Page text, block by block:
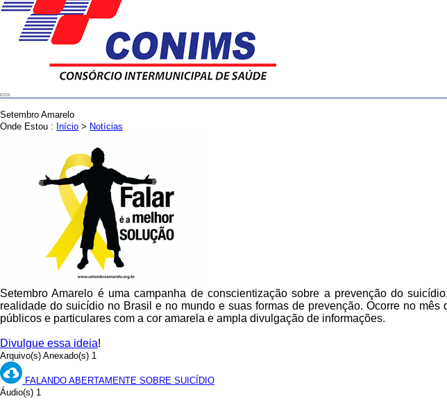
Setembro Amarelo
Onde Estou : Início > Notícias
Setembro Amarelo é uma campanha de conscientização sobre a prevenção do
realidade do suicídio no Brasil e no mundo e suas formas de prevenção. Ocorre no
públicos e particulares com a cor amarela e ampla divulgação de informações.
Divulgue essa ideia!
Arquivo(s) Anexado(s) 1
FALANDO ABERTAMENTE SOBRE SUICÍDIO
Áudio(s) 1